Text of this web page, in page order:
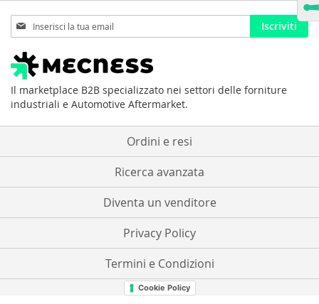
Iscriviti
alla
nostra
Newsletter:
Iscriviti
Il marketplace B2B specializzato nei settori delle forniture
industriali e Automotive Aftermarket.
Ordini e resi
Ricerca avanzata
Diventa un venditore
Privacy Policy
Termini e Condizioni
Cookie Policy